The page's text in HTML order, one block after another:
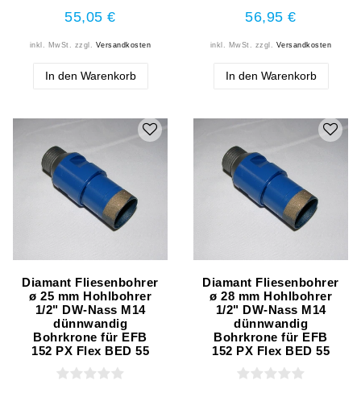
55,05 €
inkl. MwSt. zzgl. Versandkosten
In den Warenkorb
56,95 €
inkl. MwSt. zzgl. Versandkosten
In den Warenkorb
Diamant Fliesenbohrer
ø 25 mm Hohlbohrer
1/2" DW-Nass M14
dünnwandig
Bohrkrone für EFB
152 PX Flex BED 55
Diamant Fliesenbohrer
ø 28 mm Hohlbohrer
1/2" DW-Nass M14
dünnwandig
Bohrkrone für EFB
152 PX Flex BED 55